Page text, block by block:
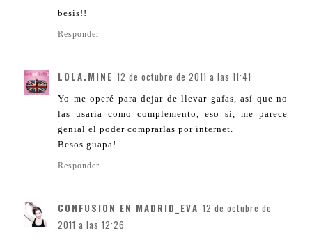
besis!!
Responder
LOLA.MINE 12 de octubre de 2011 a las 11:41
Yo me operé para dejar de llevar gafas, así que no
las usaría como complemento, eso sí, me parece
genial el poder comprarlas por internet.
Besos guapa!
Responder
CONFUSION EN MADRID_EVA 12 de octubre de
2011 a las 12:26